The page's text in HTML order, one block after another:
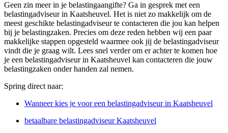
Geen zin meer in je belastingaangifte? Ga in gesprek met een
belastingadviseur in Kaatsheuvel. Het is niet zo makkelijk om de
meest geschikte belastingadviseur te contacteren die jou kan helpen
bij je belastingzaken. Precies om deze reden hebben wij een paar
makkelijke stappen opgesteld waarmee ook jij de belastingadviseur
vindt die je graag wilt. Lees snel verder om er achter te komen hoe
je een belastingadviseur in Kaatsheuvel kan contacteren die jouw
belastingzaken onder handen zal nemen.
Spring direct naar:
Wanneer kies je voor een belastingadviseur in Kaatsheuvel
betaalbare belastingadviseur Kaatsheuvel